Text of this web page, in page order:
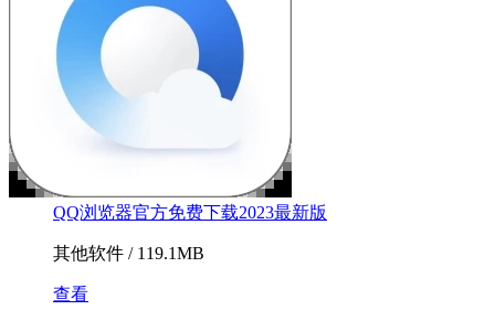
QQ浏览器官方免费下载2023最新版
其他软件 / 119.1MB
查看